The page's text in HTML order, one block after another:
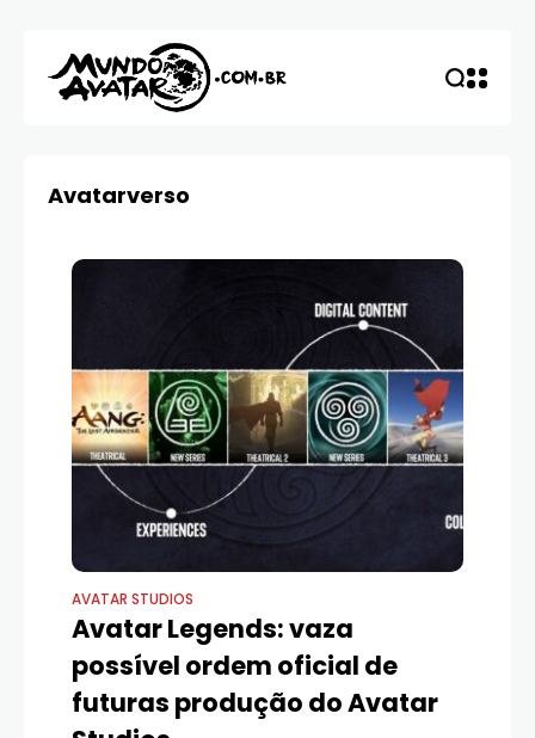
Avatarverso
AVATAR STUDIOS
Avatar Legends: vaza
possível ordem oficial de
futuras produção do Avatar